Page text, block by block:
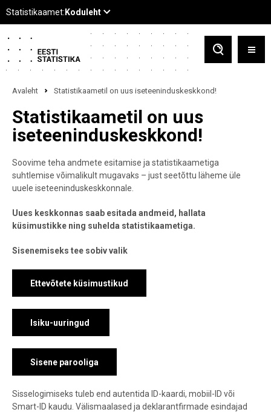
Avaleht Statistikaametil on uus iseteeninduskeskkond!
Statistikaametil on uus
iseteeninduskeskkond!
Soovime teha andmete esitamise ja statistikaametiga
suhtlemise võimalikult mugavaks – just seetõttu läheme üle
uuele iseteeninduskeskkonnale.
Uues keskkonnas saab esitada andmeid, hallata
küsimustikke ning suhelda statistikaametiga.
Sisenemiseks tee sobiv valik
Ettevõtete küsimustikud
Isiku-uuringud
Sisene parooliga
Sisselogimiseks tuleb end autentida ID-kaardi, mobiil-ID või
Smart-ID kaudu. Välismaalased ja deklarantfirmade esindajad